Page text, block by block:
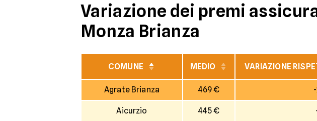
Variazione dei premi
Monza Brianza
COMUNE MEDIO VARIAZIONE
Agrate Brianza 469 €
Aicurzio 445 €